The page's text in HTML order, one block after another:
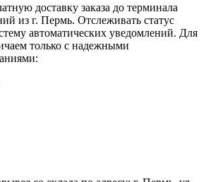
доставку заказа до терминала
из г. Пермь. Отслеживать статус
автоматических уведомлений. Для
только с надежными